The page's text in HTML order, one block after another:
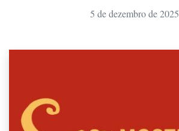
5 de dezembro de 2025